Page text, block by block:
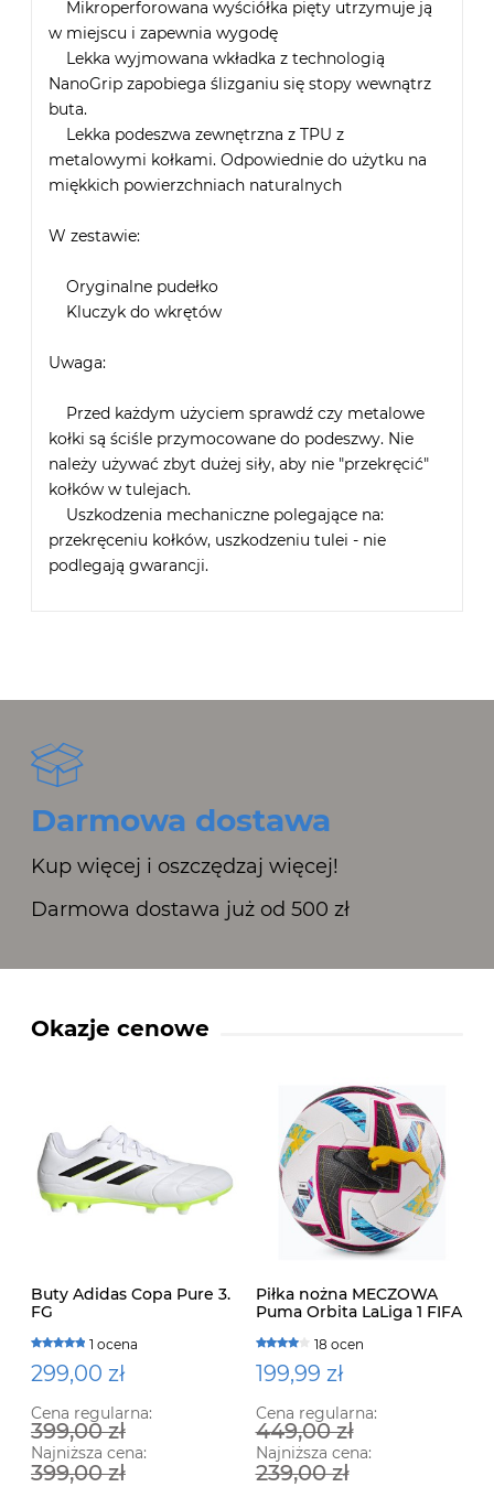
Mikroperforowana wyściółka pięty utrzymuje ją
w miejscu i zapewnia wygodę
Lekka wyjmowana wkładka z technologią
NanoGrip zapobiega ślizganiu się stopy wewnątrz
buta.
Lekka podeszwa zewnętrzna z TPU z
metalowymi kołkami. Odpowiednie do użytku na
miękkich powierzchniach naturalnych
W zestawie:
Oryginalne pudełko
Kluczyk do wkrętów
Uwaga:
Przed każdym użyciem sprawdź czy metalowe
kołki są ściśle przymocowane do podeszwy. Nie
należy używać zbyt dużej siły, aby nie "przekręcić"
kołków w tulejach.
Uszkodzenia mechaniczne polegające na:
przekręceniu kołków, uszkodzeniu tulei - nie
podlegają gwarancji.
Darmowa dostawa
Kup więcej i oszczędzaj więcej!
Darmowa dostawa już od 500 zł
Okazje cenowe
Buty Adidas Copa Pure 3.
FG
1 ocena
299,00 zł
Cena regularna:
399,00 zł
Najniższa cena:
399,00 zł
Piłka nożna MECZOWA
Puma Orbita LaLiga 1 FIFA
18 ocen
199,99 zł
Cena regularna:
449,00 zł
Najniższa cena:
239,00 zł